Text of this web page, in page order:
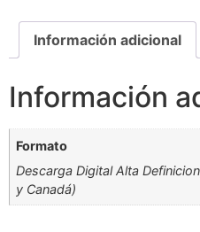
Información adicional
Información
Formato
Descarga Digital Alta
y Canadá)